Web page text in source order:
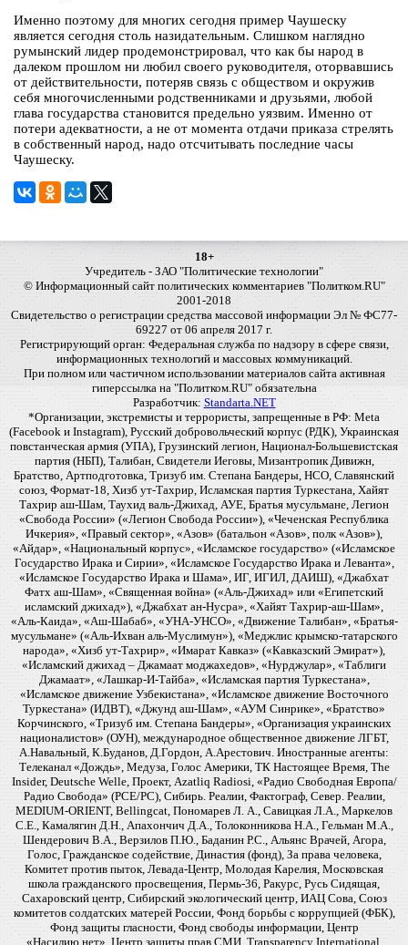
Именно поэтому для многих сегодня пример Чаушеску
является сегодня столь назидательным. Слишком наглядно
румынский лидер продемонстрировал, что как бы народ в
далеком прошлом ни любил своего руководителя, оторвавшись
от действительности, потеряв связь с обществом и окружив
себя многочисленными родственниками и друзьями, любой
глава государства становится предельно уязвим. Именно от
потери адекватности, а не от момента отдачи приказа стрелять
в собственный народ, надо отсчитывать последние часы
Чаушеску.
18+
Учредитель - ЗАО "Политические технологии"
© Информационный сайт политических комментариев "Политком.RU"
2001-2018
Свидетельство о регистрации средства массовой информации Эл № ФС77-
69227 от 06 апреля 2017 г.
Регистрирующий орган: Федеральная служба по надзору в сфере связи,
информационных технологий и массовых коммуникаций.
При полном или частичном использовании материалов сайта активная
гиперссылка на "Политком.RU" обязательна
Разработчик: Standarta.NET
*Организации, экстремисты и террористы, запрещенные в РФ: Meta
(Facebook и Instagram), Русский добровольческий корпус (РДК), Украинская
повстанческая армия (УПА), Грузинский легион, Национал-Большевистская
партия (НБП), Талибан, Свидетели Иеговы, Мизантропик Дивижн,
Братство, Артподготовка, Тризуб им. Степана Бандеры, НСО, Славянский
союз, Формат-18, Хизб ут-Тахрир, Исламская партия Туркестана, Хайят
Тахрир аш-Шам, Таухид валь-Джихад, АУЕ, Братья мусульмане, Легион
«Свобода России» («Легион Свобода России»), «Чеченская Республика
Ичкерия», «Правый сектор», «Азов» (батальон «Азов», полк «Азов»),
«Айдар», «Национальный корпус», «Исламское государство» («Исламское
Государство Ирака и Сирии», «Исламское Государство Ирака и Леванта»,
«Исламское Государство Ирака и Шама», ИГ, ИГИЛ, ДАИШ), «Джабхат
Фатх аш-Шам», «Священная война» («Аль-Джихад» или «Египетский
исламский джихад»), «Джабхат ан-Нусра», «Хайят Тахрир-аш-Шам»,
«Аль-Каида», «Аш-Шабаб», «УНА-УНСО», «Движение Талибан», «Братья-
мусульмане» («Аль-Ихван аль-Муслимун»), «Меджлис крымско-татарского
народа», «Хизб ут-Тахрир», «Имарат Кавказ» («Кавказский Эмират»),
«Исламский джихад – Джамаат моджахедов», «Нурджулар», «Таблиги
Джамаат», «Лашкар-И-Тайба», «Исламская партия Туркестана»,
«Исламское движение Узбекистана», «Исламское движение Восточного
Туркестана» (ИДВТ), «Джунд аш-Шам», «АУМ Синрике», «Братство»
Корчинского, «Тризуб им. Степана Бандеры», «Организация украинских
националистов» (ОУН), международное общественное движение ЛГБТ,
А.Навальный, К.Буданов, Д.Гордон, А.Арестович. Иностранные агенты:
Телеканал «Дождь», Медуза, Голос Америки, ТК Настоящее Время, The
Insider, Deutsche Welle, Проект, Azatliq Radiosi, «Радио Свободная Европа/
Радио Свобода» (PCE/PC), Сибирь. Реалии, Фактограф, Север. Реалии,
MEDIUM-ORIENT, Bellingcat, Пономарев Л. А., Савицкая Л.А., Маркелов
С.Е., Камалягин Д.Н., Апахончич Д.А., Толоконникова Н.А., Гельман М.А.,
Шендерович В.А., Верзилов П.Ю., Баданин Р.С., Альянс Врачей, Агора,
Голос, Гражданское содействие, Династия (фонд), За права человека,
Комитет против пыток, Левада-Центр, Молодая Карелия, Московская
школа гражданского просвещения, Пермь-36, Ракурс, Русь Сидящая,
Сахаровский центр, Сибирский экологический центр, ИАЦ Сова, Союз
комитетов солдатских матерей России, Фонд борьбы с коррупцией (ФБК),
Фонд защиты гласности, Фонд свободы информации, Центр
«Насилию.нет», Центр защиты прав СМИ, Transparency International,